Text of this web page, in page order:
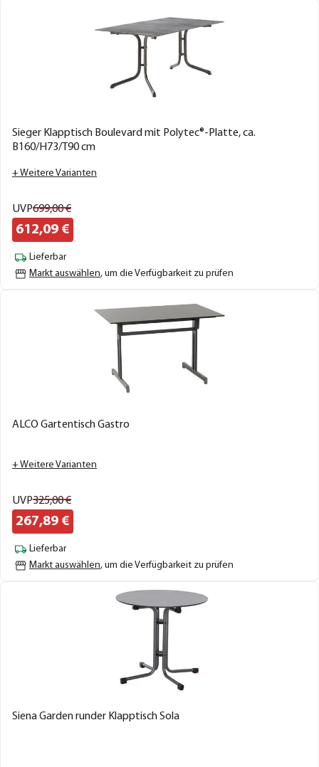
Sieger Klapptisch Boulevard mit Polytec®-Platte, ca.
B160/H73/T90 cm
+ Weitere Varianten
UVP699,00€
612,09 €
Lieferbar
Markt auswählen, um die Verfügbarkeit zu prüfen
ALCO Gartentisch Gastro
+ Weitere Varianten
UVP325,00€
267,89 €
Lieferbar
Markt auswählen, um die Verfügbarkeit zu prüfen
Siena Garden runder Klapptisch Sola